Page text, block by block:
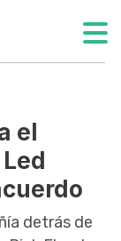
el
detrás de